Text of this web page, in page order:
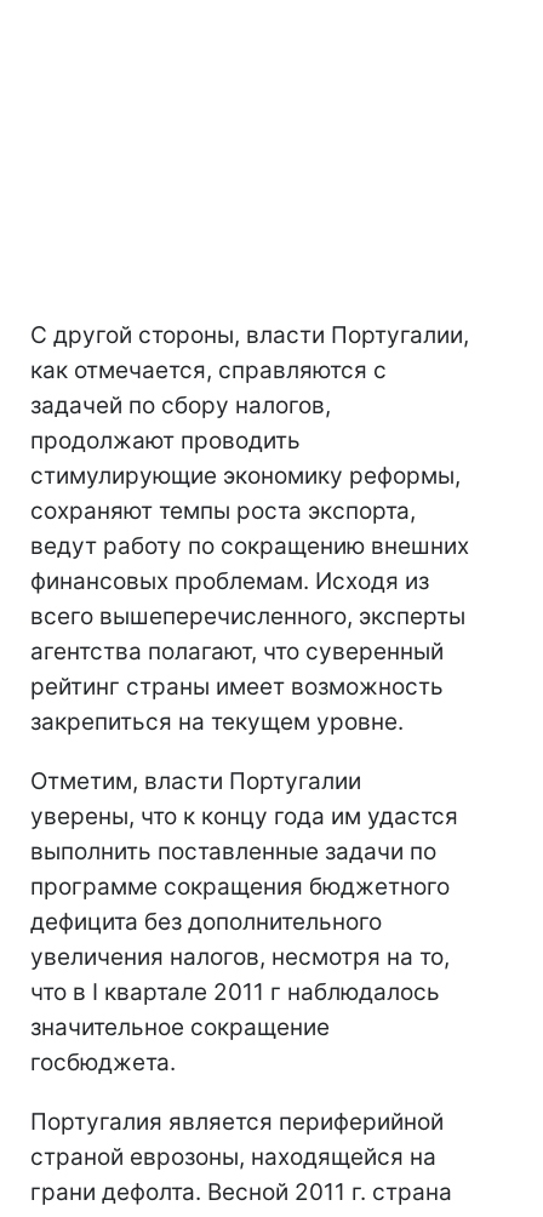
С другой стороны, власти Португалии,
как отмечается, справляются с
задачей по сбору налогов,
продолжают проводить
стимулирующие экономику реформы,
сохраняют темпы роста экспорта,
ведут работу по сокращению внешних
финансовых проблемам. Исходя из
всего вышеперечисленного, эксперты
агентства полагают, что суверенный
рейтинг страны имеет возможность
закрепиться на текущем уровне.
Отметим, власти Португалии
уверены, что к концу года им удастся
выполнить поставленные задачи по
программе сокращения бюджетного
дефицита без дополнительного
увеличения налогов, несмотря на то,
что в I квартале 2011 г наблюдалось
значительное сокращение
госбюджета.
Португалия является периферийной
страной еврозоны, находящейся на
грани дефолта. Весной 2011 г. страна